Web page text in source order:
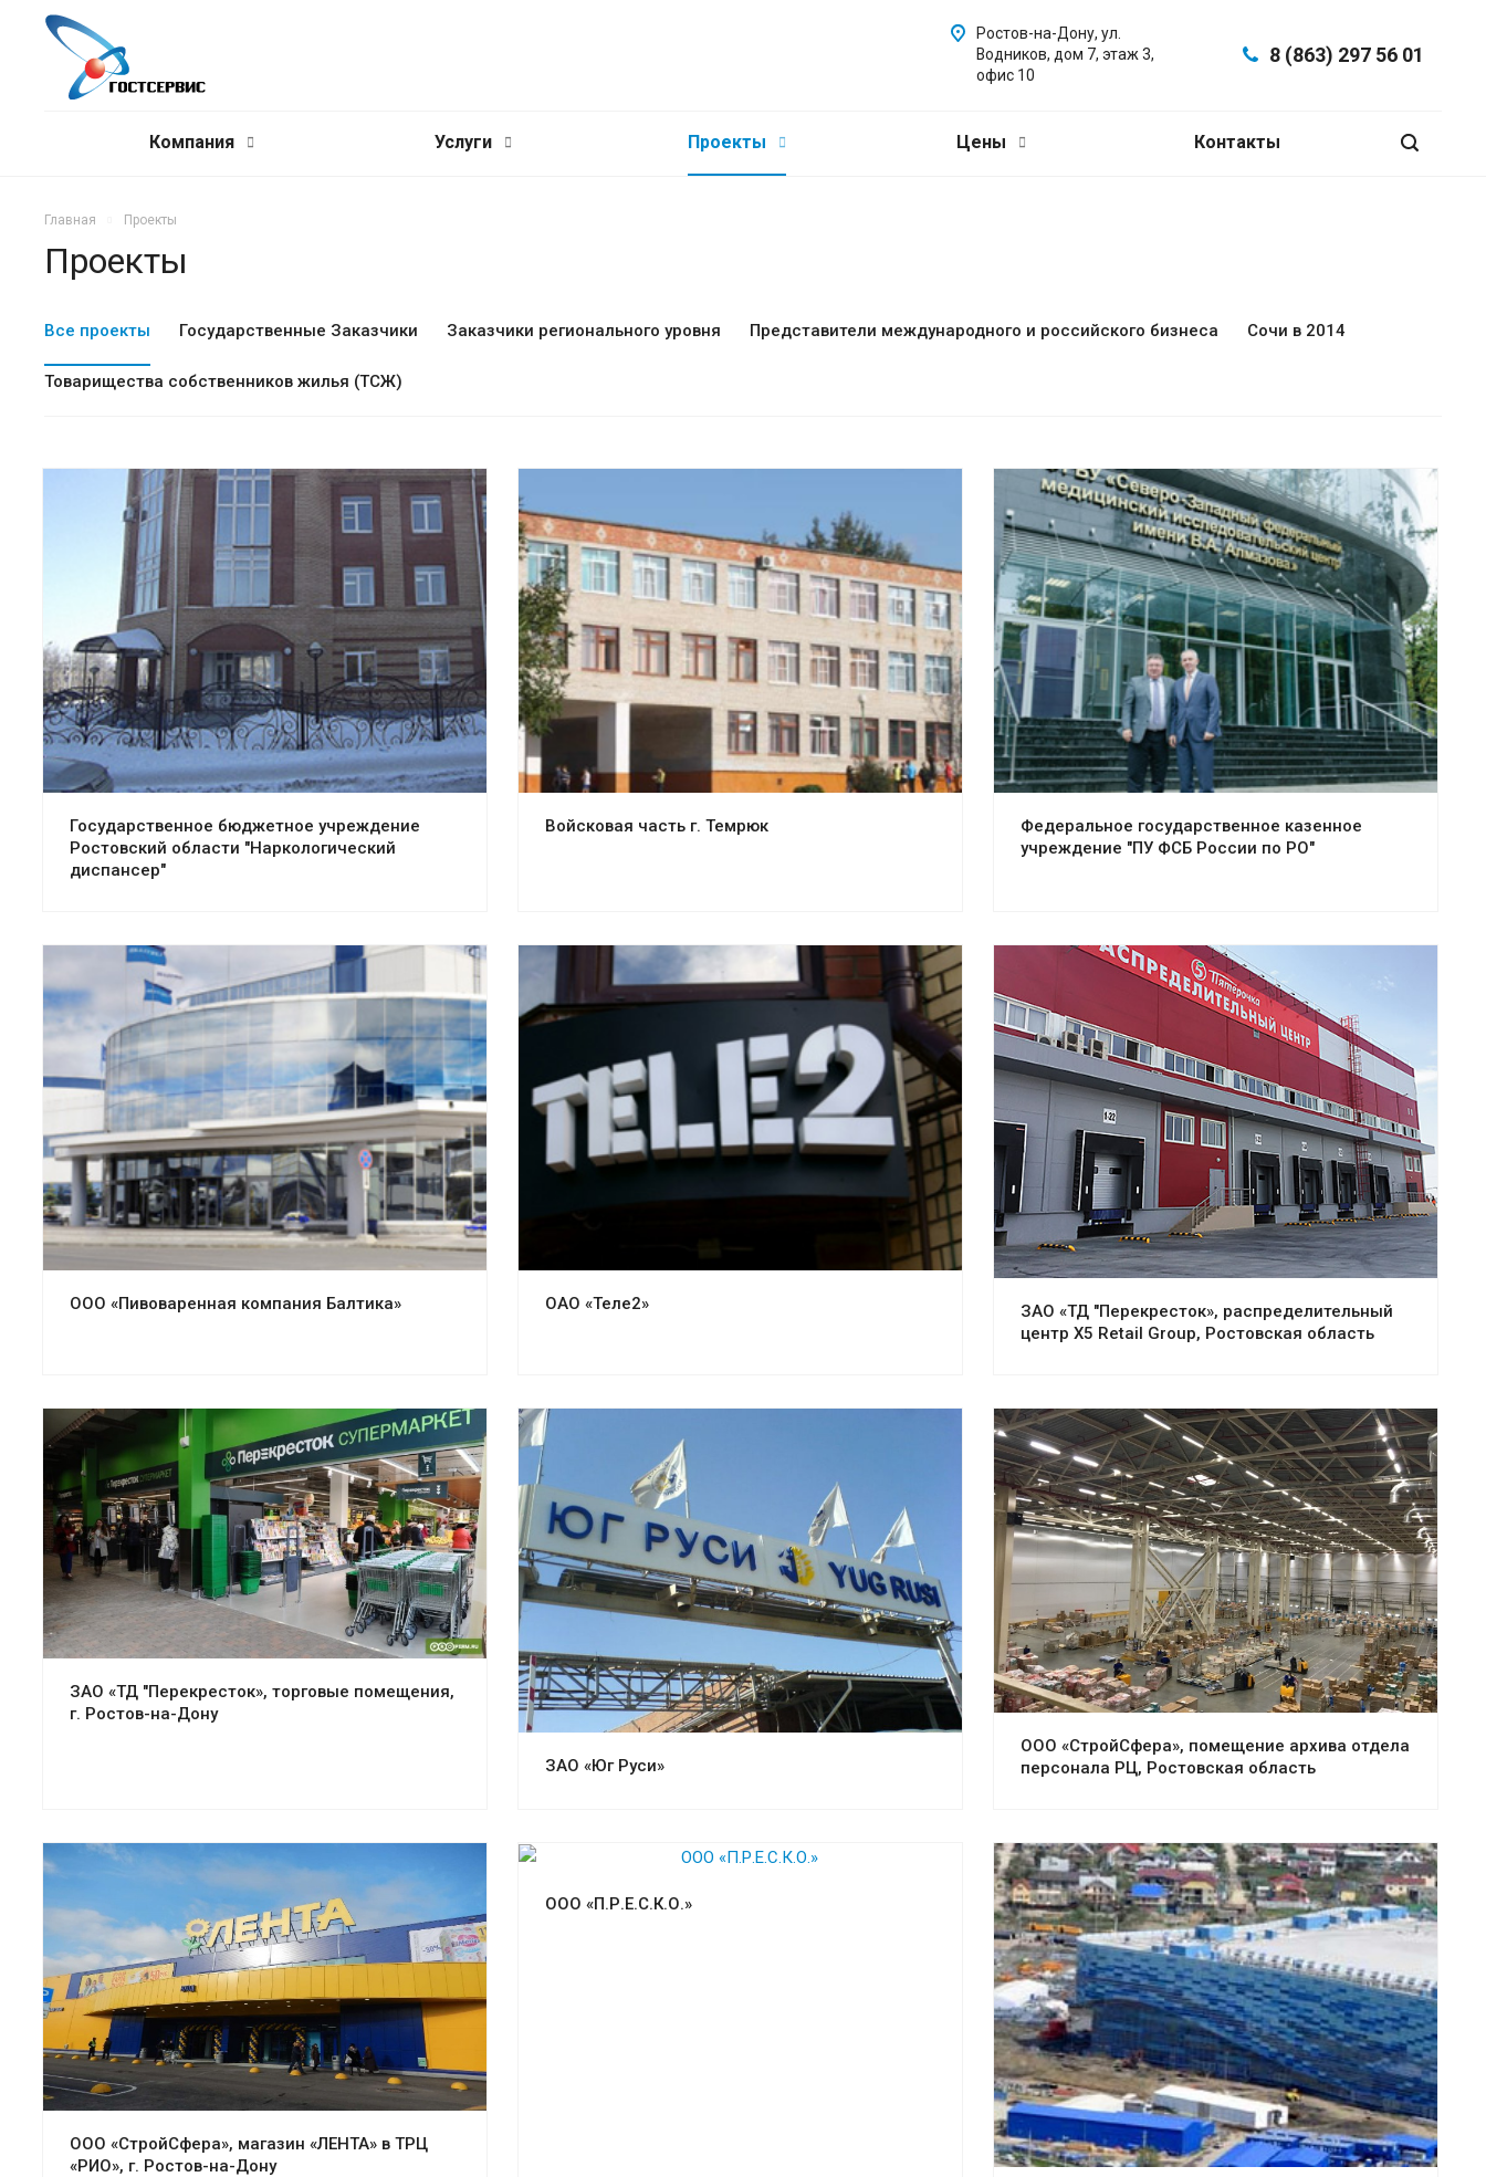
8 (863) 297 56 01
Ростов-на-Дону, ул.
Водников, дом 7, этаж 3,
офис 10
Компания Услуги Проекты Цены Контакты
Главная Проекты
Проекты
Все проекты Государственные Заказчики Заказчики регионального уровня Представители международного и российского бизнеса Сочи в 2014
Товарищества собственников жилья (ТСЖ)
Смотреть проект
Государственное бюджетное учреждение
Ростовский области "Наркологический
диспансер"
Смотреть проект
Войсковая часть г. Темрюк
Смотреть проект
Федеральное государственное казенное
учреждение "ПУ ФСБ России по РО"
Смотреть проект
ООО «Пивоваренная компания Балтика»
Смотреть проект
ОАО «Теле2»
Смотреть проект
ЗАО «ТД "Перекресток», распределительный
центр Х5 Retail Group, Ростовская область
Смотреть проект
ЗАО «ТД "Перекресток», торговые помещения,
г. Ростов-на-Дону
Смотреть проект
ЗАО «Юг Руси»
Смотреть проект
ООО «СтройСфера», помещение архива отдела
персонала РЦ, Ростовская область
Смотреть проект
ООО «СтройСфера», магазин «ЛЕНТА» в ТРЦ
«РИО», г. Ростов-на-Дону
ООО «П.Р.Е.С.К.О.»
Смотреть проект